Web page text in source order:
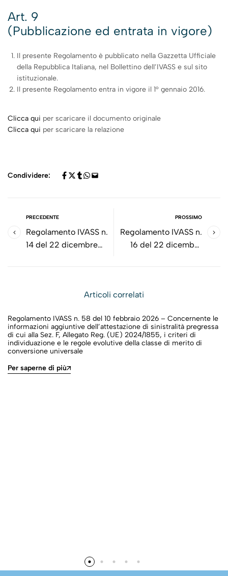
Art. 9
(Pubblicazione ed entrata in vigore)
Il presente Regolamento è pubblicato nella Gazzetta Ufficiale
della Repubblica Italiana, nel Bollettino dell’IVASS e sul sito
istituzionale.
Il presente Regolamento entra in vigore il 1° gennaio 2016.
Clicca qui per scaricare il documento originale
Clicca qui per scaricare la relazione
Condividere:
PRECEDENTE
Regolamento IVASS n.
14 del 22 dicembre
requisito patrimoniale
PROSSIMO
Regolamento IVASS n.
16 del 22 dicembre
Articoli correlati
Regolamento IVASS n. 58 del 10 febbraio 2026 – Concernente le
informazioni aggiuntive dell’attestazione di sinistralità pregressa
di cui alla Sez. F, Allegato Reg. (UE) 2024/1855, i criteri di
individuazione e le regole evolutive della classe di merito di
conversione universale
Per saperne di più